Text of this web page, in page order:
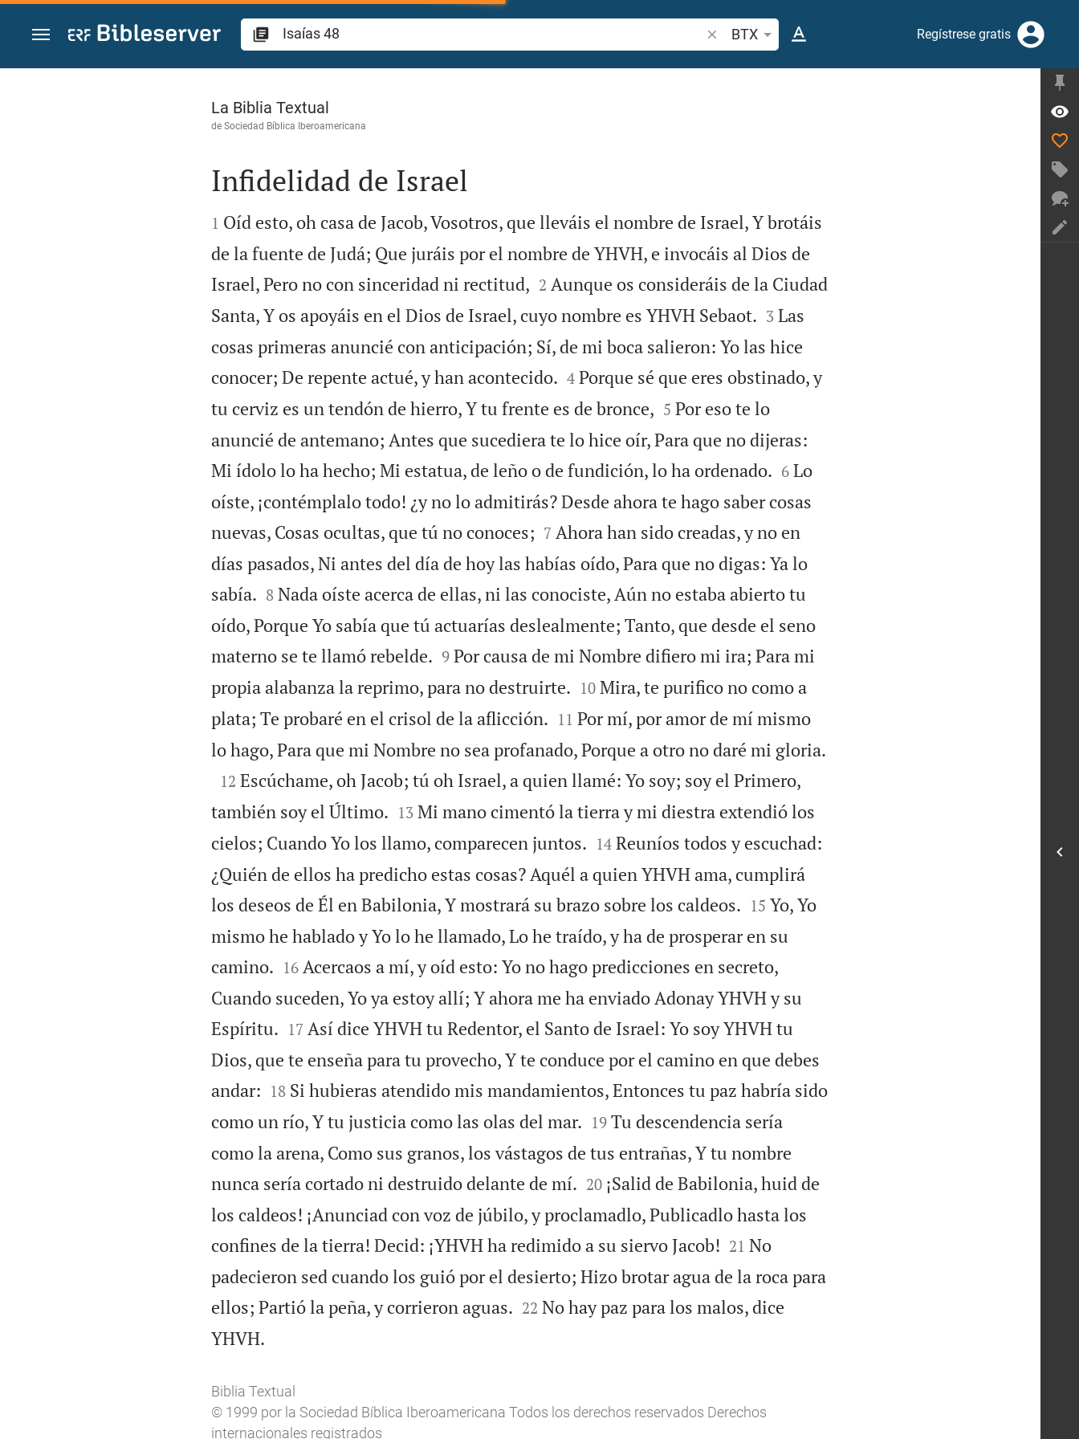
Ir a un contenido
Buscar versículo bíblico o palabra
BTX Regístrese gratis
Isaías 48
La Biblia Textual
de Sociedad Bíblica Iberoamericana

Infidelidad de Israel

1 Oíd esto, oh casa de Jacob, Vosotros, que lleváis el nombre de Israel, Y brotáis
de la fuente de Judá; Que juráis por el nombre de YHVH, e invocáis al Dios de
Israel, Pero no con sinceridad ni rectitud,
2 Aunque os consideráis de la Ciudad
Santa, Y os apoyáis en el Dios de Israel, cuyo nombre es YHVH Sebaot.
3 Las
cosas primeras anuncié con anticipación; Sí, de mi boca salieron: Yo las hice
conocer; De repente actué, y han acontecido.
4 Porque sé que eres obstinado, y
tu cerviz es un tendón de hierro, Y tu frente es de bronce,
5 Por eso te lo
anuncié de antemano; Antes que sucediera te lo hice oír, Para que no dijeras:
Mi ídolo lo ha hecho; Mi estatua, de leño o de fundición, lo ha ordenado.
6 Lo
oíste, ¡contémplalo todo! ¿y no lo admitirás? Desde ahora te hago saber cosas
nuevas, Cosas ocultas, que tú no conoces;
7 Ahora han sido creadas, y no en
días pasados, Ni antes del día de hoy las habías oído, Para que no digas: Ya lo
sabía.
8 Nada oíste acerca de ellas, ni las conociste, Aún no estaba abierto tu
oído, Porque Yo sabía que tú actuarías deslealmente; Tanto, que desde el seno
materno se te llamó rebelde.
9 Por causa de mi Nombre difiero mi ira; Para mi
propia alabanza la reprimo, para no destruirte.
10 Mira, te purifico no como a
plata; Te probaré en el crisol de la aflicción.
11 Por mí, por amor de mí mismo
lo hago, Para que mi Nombre no sea profanado, Porque a otro no daré mi gloria.

12 Escúchame, oh Jacob; tú oh Israel, a quien llamé: Yo soy; soy el Primero,
también soy el Último.
13 Mi mano cimentó la tierra y mi diestra extendió los
cielos; Cuando Yo los llamo, comparecen juntos.
14 Reuníos todos y escuchad:
¿Quién de ellos ha predicho estas cosas? Aquél a quien YHVH ama, cumplirá
los deseos de Él en Babilonia, Y mostrará su brazo sobre los caldeos.
15 Yo, Yo
mismo he hablado y Yo lo he llamado, Lo he traído, y ha de prosperar en su
camino.
16 Acercaos a mí, y oíd esto: Yo no hago predicciones en secreto,
Cuando suceden, Yo ya estoy allí; Y ahora me ha enviado Adonay YHVH y su
Espíritu.
17 Así dice YHVH tu Redentor, el Santo de Israel: Yo soy YHVH tu
Dios, que te enseña para tu provecho, Y te conduce por el camino en que debes
andar:
18 Si hubieras atendido mis mandamientos, Entonces tu paz habría sido
como un río, Y tu justicia como las olas del mar.
19 Tu descendencia sería
como la arena, Como sus granos, los vástagos de tus entrañas, Y tu nombre
nunca sería cortado ni destruido delante de mí.
20 ¡Salid de Babilonia, huid de
los caldeos! ¡Anunciad con voz de júbilo, y proclamadlo, Publicadlo hasta los
confines de la tierra! Decid: ¡YHVH ha redimido a su siervo Jacob!
21 No
padecieron sed cuando los guió por el desierto; Hizo brotar agua de la roca para
ellos; Partió la peña, y corrieron aguas.
22 No hay paz para los malos, dice
YHVH.
Biblia Textual
© 1999 por la Sociedad Bíblica Iberoamericana Todos los derechos reservados Derechos
internacionales registrados